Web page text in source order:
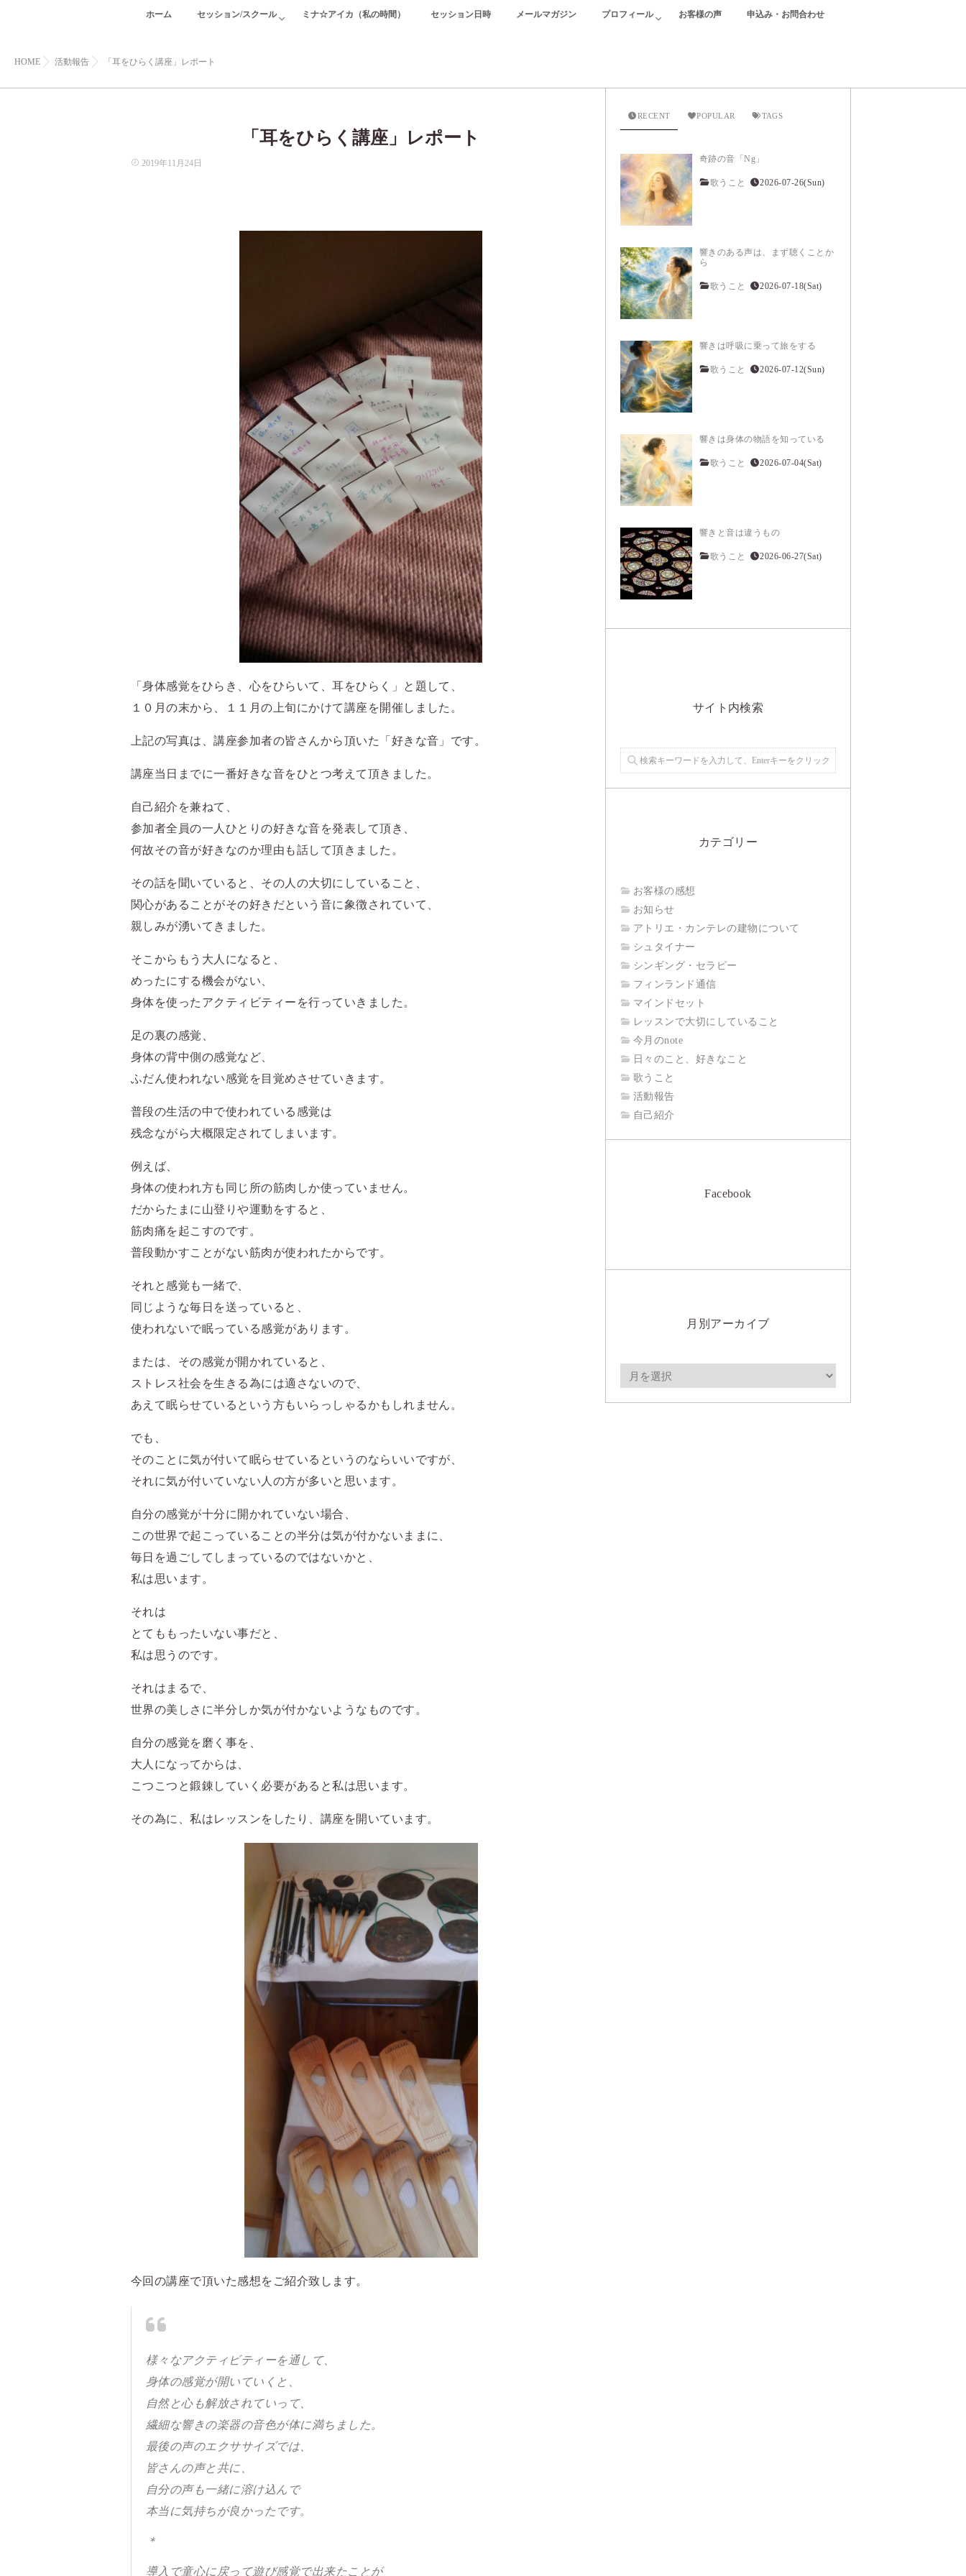
ホーム セッション/スクール ミナ☆アイカ（私の時間） セッション日時 メールマガジン プロフィール お客様の声 申込み・お問合わせ
HOME 活動報告 「耳をひらく講座」レポート
「耳をひらく講座」レポート
2019年11月24日
「身体感覚をひらき、心をひらいて、耳をひらく」と題して、
１０月の末から、１１月の上旬にかけて講座を開催しました。
上記の写真は、講座参加者の皆さんから頂いた「好きな音」です。
講座当日までに一番好きな音をひとつ考えて頂きました。
自己紹介を兼ねて、
参加者全員の一人ひとりの好きな音を発表して頂き、
何故その音が好きなのか理由も話して頂きました。
その話を聞いていると、その人の大切にしていること、
関心があることがその好きだという音に象徴されていて、
親しみが湧いてきました。
そこからもう大人になると、
めったにする機会がない、
身体を使ったアクティビティーを行っていきました。
足の裏の感覚、
身体の背中側の感覚など、
ふだん使われない感覚を目覚めさせていきます。
普段の生活の中で使われている感覚は
残念ながら大概限定されてしまいます。
例えば、
身体の使われ方も同じ所の筋肉しか使っていません。
だからたまに山登りや運動をすると、
筋肉痛を起こすのです。
普段動かすことがない筋肉が使われたからです。
それと感覚も一緒で、
同じような毎日を送っていると、
使われないで眠っている感覚があります。
または、その感覚が開かれていると、
ストレス社会を生きる為には適さないので、
あえて眠らせているという方もいらっしゃるかもしれません。
でも、
そのことに気が付いて眠らせているというのならいいですが、
それに気が付いていない人の方が多いと思います。
自分の感覚が十分に開かれていない場合、
この世界で起こっていることの半分は気が付かないままに、
毎日を過ごしてしまっているのではないかと、
私は思います。
それは
とてももったいない事だと、
私は思うのです。
それはまるで、
世界の美しさに半分しか気が付かないようなものです。
自分の感覚を磨く事を、
大人になってからは、
こつこつと鍛錬していく必要があると私は思います。
その為に、私はレッスンをしたり、講座を開いています。
今回の講座で頂いた感想をご紹介致します。
様々なアクティビティーを通して、
身体の感覚が開いていくと、
自然と心も解放されていって、
繊細な響きの楽器の音色が体に満ちました。
最後の声のエクササイズでは、
皆さんの声と共に、
自分の声も一緒に溶け込んで
本当に気持ちが良かったです。
＊
導入で童心に戻って遊び感覚で出来たことが
RECENT POPULAR TAGS
奇跡の音「Ng」
歌うこと 2026-07-26(Sun)
響きのある声は、まず聴くことか
ら
歌うこと 2026-07-18(Sat)
響きは呼吸に乗って旅をする
歌うこと 2026-07-12(Sun)
響きは身体の物語を知っている
歌うこと 2026-07-04(Sat)
響きと音は違うもの
歌うこと 2026-06-27(Sat)
サイト内検索
カテゴリー
お客様の感想
お知らせ
アトリエ・カンテレの建物について
シュタイナー
シンギング・セラピー
フィンランド通信
マインドセット
レッスンで大切にしていること
今月のnote
日々のこと、好きなこと
歌うこと
活動報告
自己紹介
Facebook
月別アーカイブ